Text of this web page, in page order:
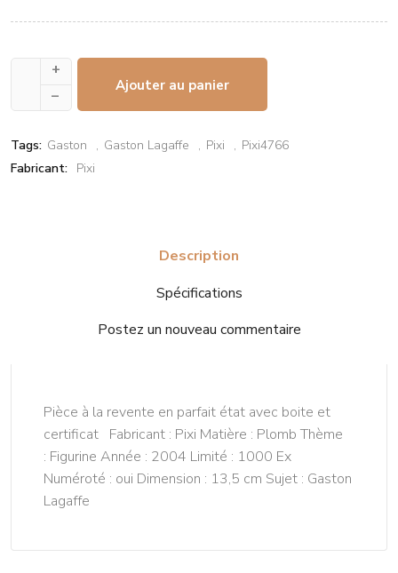
+
–
Ajouter au panier
Tags: Gaston Gaston Lagaffe Pixi
Pixi4766
Fabricant: Pixi
Description
Spécifications
Postez un nouveau commentaire
Pièce à la revente en parfait état avec boite et
certificat Fabricant : Pixi Matière : Plomb Thème
: Figurine Année : 2004 Limité : 1000 Ex
Numéroté : oui Dimension : 13,5 cm Sujet : Gaston
Lagaffe